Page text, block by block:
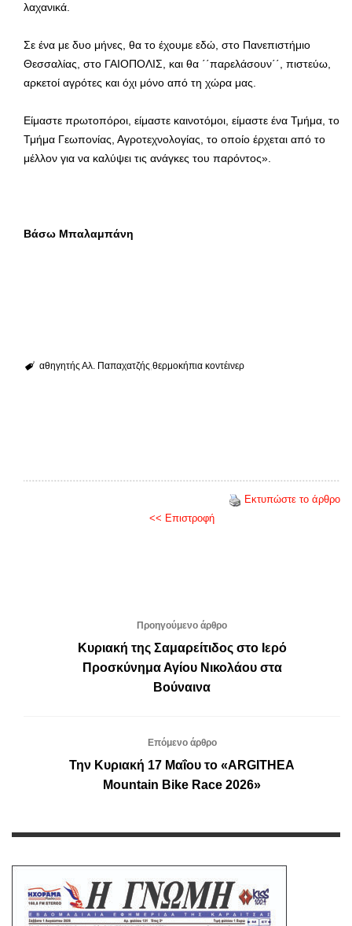
λαχανικά.
Σε ένα με δυο μήνες, θα το έχουμε εδώ, στο Πανεπιστήμιο
Θεσσαλίας, στο ΓΑΙΟΠΟΛΙΣ, και θα ΄΄παρελάσουν΄΄, πιστεύω,
αρκετοί αγρότες και όχι μόνο από τη χώρα μας.
Είμαστε πρωτοπόροι, είμαστε καινοτόμοι, είμαστε ένα Τμήμα, το
Τμήμα Γεωπονίας, Αγροτεχνολογίας, το οποίο έρχεται από το
μέλλον για να καλύψει τις ανάγκες του παρόντος».
Βάσω Μπαλαμπάνη
αθηγητής Αλ. Παπαχατζής θερμοκήπια κοντέινερ
Εκτυπώστε το άρθρο
<< Επιστροφή
Προηγούμενο άρθρο
Κυριακή της Σαμαρείτιδος στο Ιερό
Προσκύνημα Αγίου Νικολάου στα
Βούναινα
Επόμενο άρθρο
Την Κυριακή 17 Μαΐου το «ARGITHEA
Mountain Bike Race 2026»